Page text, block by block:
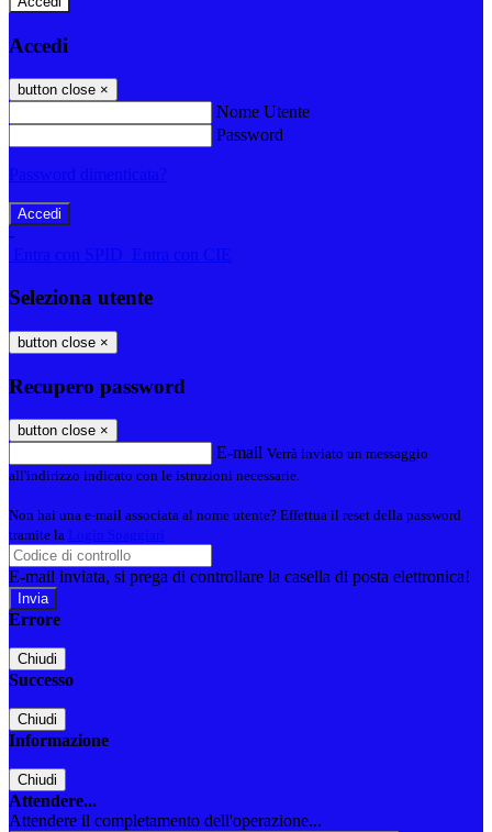
Accedi
button close ×
Nome Utente
Password
-
Seleziona utente
button close ×
Recupero password
button close ×
E-mail Verrà inviato un messaggio
all'indirizzo indicato con le istruzioni necessarie.
Non hai una e-mail associata al nome utente? Effettua il reset della password
tramite la
E-mail inviata, si prega di controllare la casella di posta elettronica!
Errore
Chiudi
Successo
Chiudi
Informazione
Chiudi
Attendere...
Attendere il completamento dell'operazione...